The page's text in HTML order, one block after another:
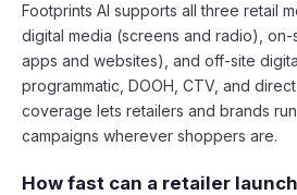
Footprints AI supports all three retail
digital media (screens and radio),
apps and websites), and off-site
programmatic, DOOH, CTV, and
coverage lets retailers and brands
campaigns wherever shoppers are.
How fast can a retailer